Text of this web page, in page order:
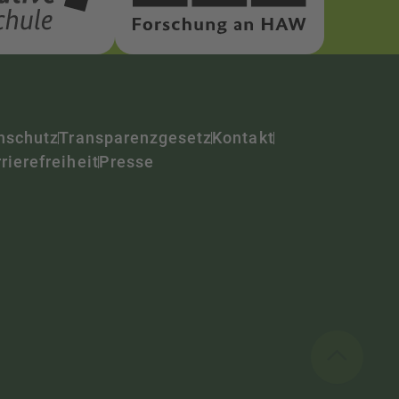
TransparenzgesetzKontakt
Presse